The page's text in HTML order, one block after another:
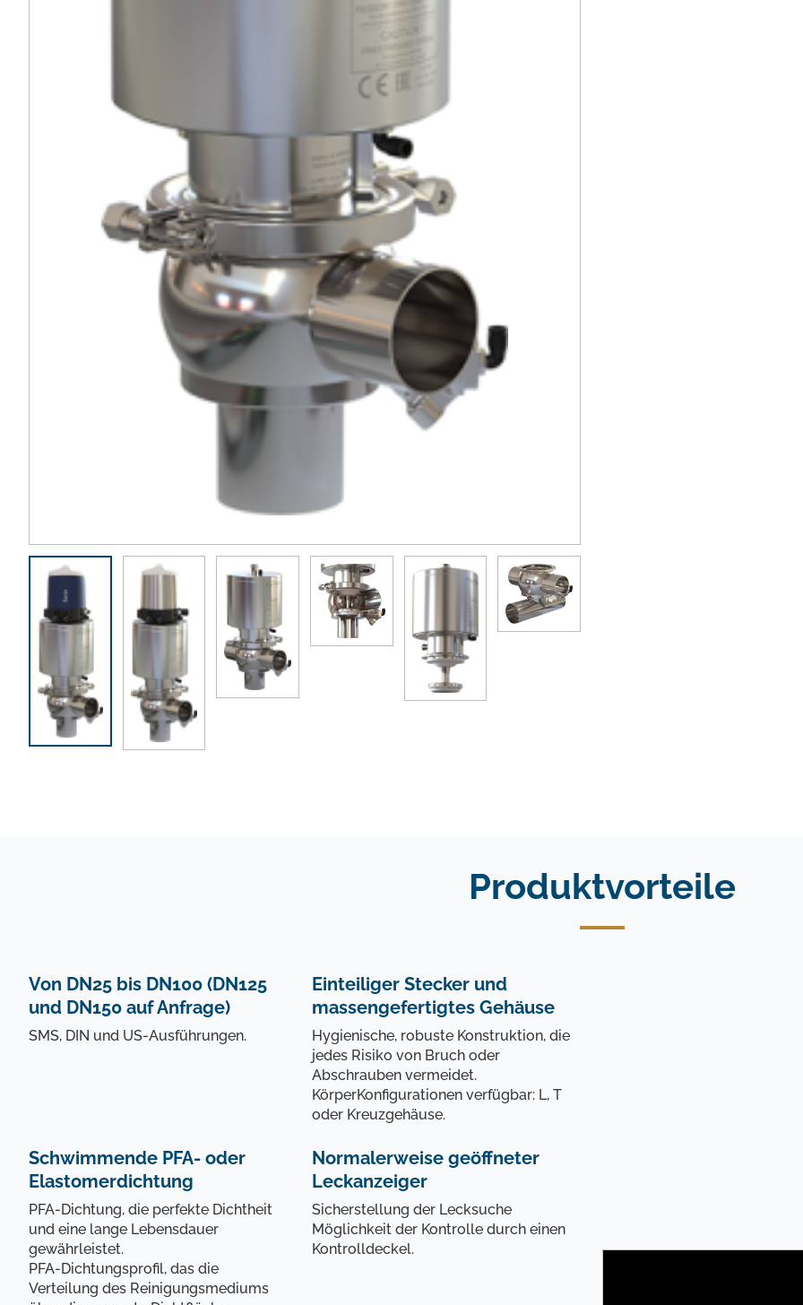
Produktvorteile
Von DN25 bis DN100 (DN125
und DN150 auf Anfrage)
SMS, DIN und US-Ausführungen.
Einteiliger Stecker und
massengefertigtes Gehäuse
Hygienische, robuste Konstruktion, die
jedes Risiko von Bruch oder
Abschrauben vermeidet.
KörperKonfigurationen verfügbar: L, T
oder Kreuzgehäuse.
Schwimmende PFA- oder
Elastomerdichtung
PFA‑Dichtung, die perfekte Dichtheit
und eine lange Lebensdauer
gewährleistet.
PFA‑Dichtungsprofil, das die
Verteilung des Reinigungsmediums
Normalerweise geöffneter
Leckanzeiger
Sicherstellung der Lecksuche
Möglichkeit der Kontrolle durch einen
Kontrolldeckel.
Steuerung und Signalisierung
Die ausgewählten Elemente werden auf dem Ventil montiert
Möchten Sie Ihren Produkten einen Steueraufsatz
Sie sind fast fertig!
Das 2.1-Zertifikat wird mit Ihrer Bestellung geliefert. Möchten Sie ein